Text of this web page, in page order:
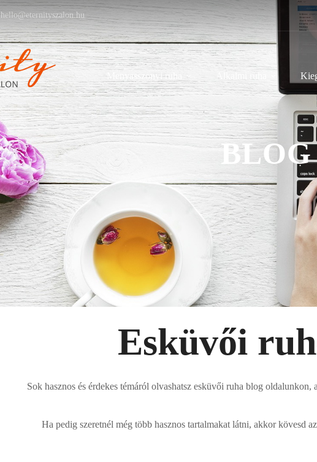
hello@eternityszalon.hu
Menyasszonyi ruha Alkalmi ruha
BLOG
Esküvői
Sok hasznos és érdekes témáról olvashatsz esküvői ruha blog
Ha pedig szeretnél még több hasznos tartalmakat látni, akkor kövesd